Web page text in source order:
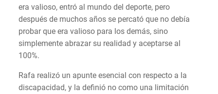
era valioso, entró al mundo del deporte, pero
después de muchos años se percató que no debía
probar que era valioso para los demás, sino
simplemente abrazar su realidad y aceptarse al
100%.
Rafa realizó un apunte esencial con respecto a la
discapacidad, y la definió no como una limitación